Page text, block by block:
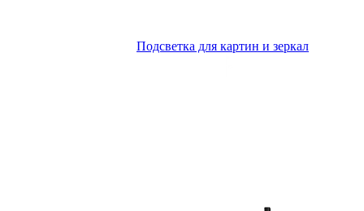
Подсветка для картин и зеркал